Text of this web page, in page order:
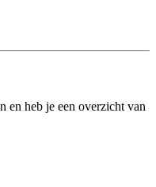
en heb je een overzicht van